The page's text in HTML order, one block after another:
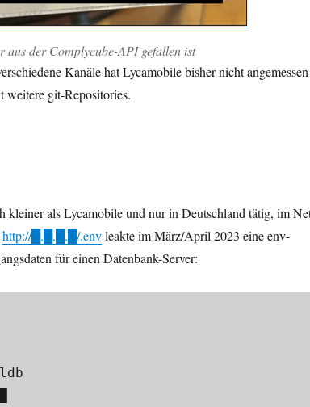
aus der Complycube-API gefallen ist
Kanäle hat Lycamobile bisher nicht angemessen
weitere git-Repositories.
kleiner als Lycamobile und nur in Deutschland tätig, im
http://█.█.█.█/.envleakte im März/April 2023 eine env-
für einen Datenbank-Server: